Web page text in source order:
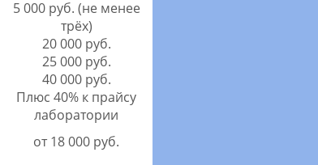
5 000 руб. (не менее
трёх)
20 000 руб.
25 000 руб.
40 000 руб.
Плюс 40% к прайсу
лаборатории
от 18 000 руб.